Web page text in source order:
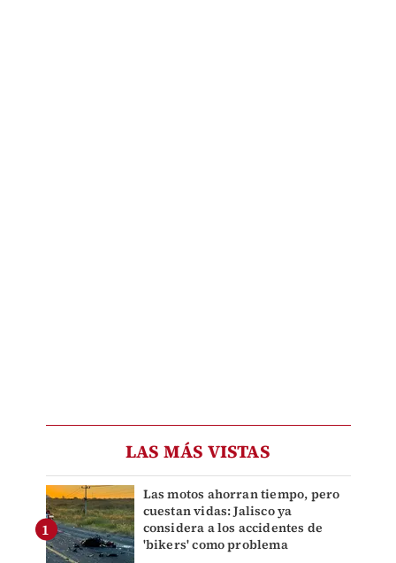
LAS MÁS VISTAS
Las motos ahorran tiempo, pero
cuestan vidas: Jalisco ya
considera a los accidentes de
'bikers' como problema